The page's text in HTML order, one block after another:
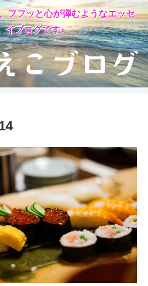
フフッと心が弾むようなエッセ
イブログです♪